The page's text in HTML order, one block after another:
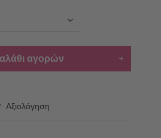
αγορών
Αξιολόγηση